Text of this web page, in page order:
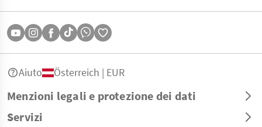
Menzioni legali e protezione dei dati
Servizi
Aiuto Österreich | EUR